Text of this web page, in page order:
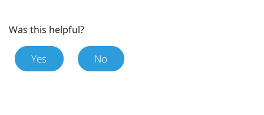
Was this helpful?
Yes No